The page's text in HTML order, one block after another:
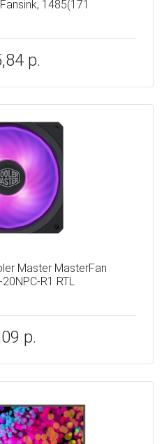
1485(171
р.
Master MasterFan
R1 RTL
р.